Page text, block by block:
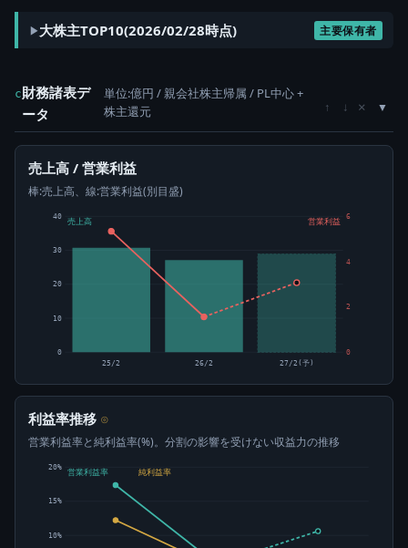
大株主TOP10(2026/02/28時点) 主要保有者
c財務諸表デ
ータ
単位:億円 / 親会社株主帰属 / PL中心 +
株主還元
↑ ↓ ×
売上高 / 営業利益
棒:売上高、線:営業利益(別目盛)
0
10
20
30
40
0
2
4
6
25/2 26/2 27/2(予)
売上高 営業利益
利益率推移 ⊙
営業利益率と純利益率(%)。分割の影響を受けない収益力の推移
10%
15%
20%
営業利益率 純利益率